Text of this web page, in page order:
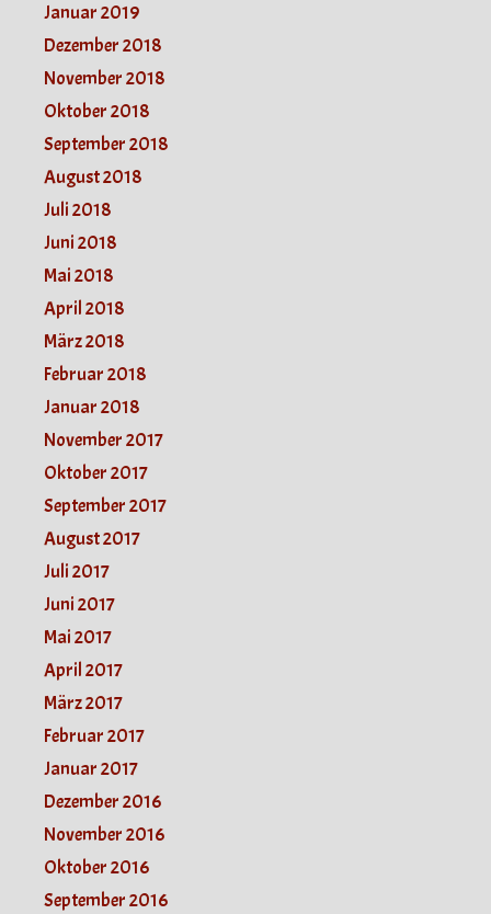
Januar 2019
Dezember 2018
November 2018
Oktober 2018
September 2018
August 2018
Juli 2018
Juni 2018
Mai 2018
April 2018
März 2018
Februar 2018
Januar 2018
November 2017
Oktober 2017
September 2017
August 2017
Juli 2017
Juni 2017
Mai 2017
April 2017
März 2017
Februar 2017
Januar 2017
Dezember 2016
November 2016
Oktober 2016
September 2016